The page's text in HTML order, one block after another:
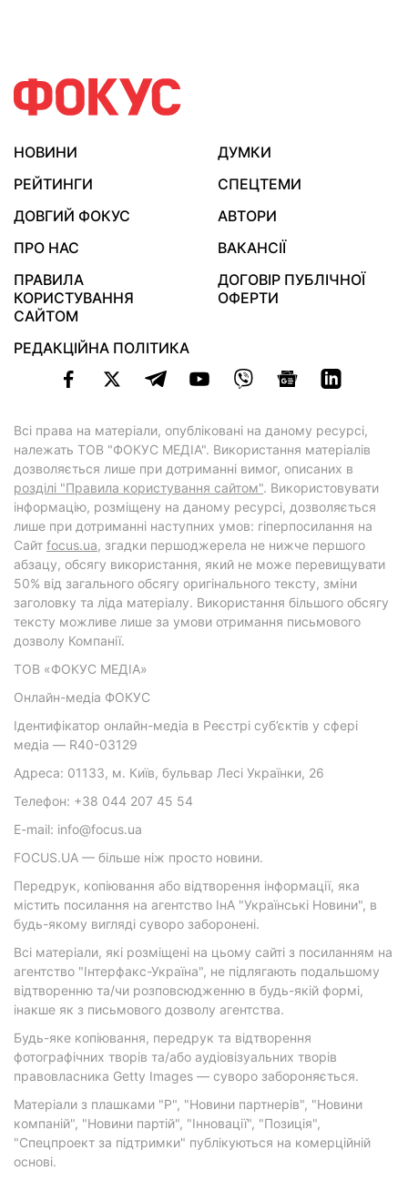
НОВИНИ
ДУМКИ
РЕЙТИНГИ
СПЕЦТЕМИ
ДОВГИЙ ФОКУС
АВТОРИ
ПРО НАС
ВАКАНСІЇ
ПРАВИЛА
КОРИСТУВАННЯ
САЙТОМ
ДОГОВІР ПУБЛІЧНОЇ
ОФЕРТИ
РЕДАКЦІЙНА ПОЛІТИКА
Всі права на матеріали, опубліковані на даному ресурсі,
належать ТОВ "ФОКУС МЕДІА". Використання матеріалів
дозволяється лише при дотриманні вимог, описаних в
розділі "Правила користування сайтом". Використовувати
інформацію, розміщену на даному ресурсі, дозволяється
лише при дотриманні наступних умов: гіперпосилання на
Cайт focus.ua, згадки першоджерела не нижче першого
абзацу, обсягу використання, який не може перевищувати
50% від загального обсягу оригінального тексту, зміни
заголовку та ліда матеріалу. Використання більшого обсягу
тексту можливе лише за умови отримання письмового
дозволу Компанії.
ТОВ «ФОКУС МЕДІА»
Онлайн-медіа ФОКУС
Ідентифікатор онлайн-медіа в Реєстрі суб’єктів у сфері
медіа — R40-03129
Адреса: 01133, м. Київ, бульвар Лесі Українки, 26
Телефон: +38 044 207 45 54
E-mail: info@focus.ua
FOCUS.UA — більше ніж просто новини.
Передрук, копіювання або відтворення інформації, яка
містить посилання на агентство ІнА "Українські Новини", в
будь-якому вигляді суворо заборонені.
Всі матеріали, які розміщені на цьому сайті з посиланням на
агентство "Інтерфакс-Україна", не підлягають подальшому
відтворенню та/чи розповсюдженню в будь-якій формі,
інакше як з письмового дозволу агентства.
Будь-яке копіювання, передрук та відтворення
фотографічних творів та/або аудіовізуальних творів
правовласника Getty Images — суворо забороняється.
Матеріали з плашками "Р", "Новини партнерів", "Новини
компаній", "Новини партій", "Інновації", "Позиція",
"Спецпроект за підтримки" публікуються на комерційній
основі.